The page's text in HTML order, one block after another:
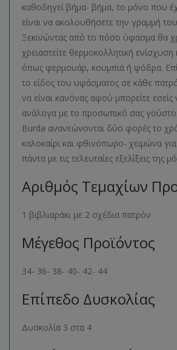
καθοδηγεί βήμα- βήμα, το μόνο που
είναι να ακολουθήσετε την γραμμή
Ξεκινώντας από το πόσο ύφασμα θα
χρειαστείτε θερμοκολλητική
όπως φερμουάρ, κουμπιά ή φόδρα.
το είδος του υφάσματος σε κάθε
να είναι κανόνας αφού μπορείτε εσείς
ανάλογα με το προσωπικό σας
Burda ανανεώνονται δύο φορές το
καλοκαίρι και φθινόπωρο- χειμώνα
πάντα με τις τελευταίες εξελίξεις
Αριθμός Τεμαχίων
1 βιβλιαράκι με 2 σχέδια πατρόν
Μέγεθος Προϊόντος
34- 36- 38- 40- 42- 44
Επίπεδο Δυσκολίας
Δυσκολία 3 στα 4